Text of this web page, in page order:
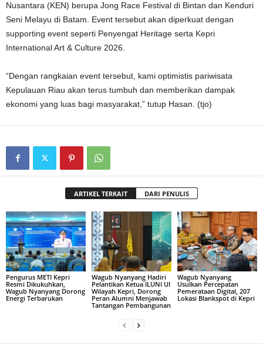
Nusantara (KEN) berupa Jong Race Festival di Bintan dan Kenduri
Seni Melayu di Batam. Event tersebut akan diperkuat dengan
supporting event seperti Penyengat Heritage serta Kepri
International Art & Culture 2026.
“Dengan rangkaian event tersebut, kami optimistis pariwisata
Kepulauan Riau akan terus tumbuh dan memberikan dampak
ekonomi yang luas bagi masyarakat,” tutup Hasan. (tjo)
ARTIKEL TERKAIT DARI PENULIS
Pengurus METI Kepri
Resmi Dikukuhkan,
Wagub Nyanyang Dorong
Energi Terbarukan
Wagub Nyanyang Hadiri
Pelantikan Ketua ILUNI UI
Wilayah Kepri, Dorong
Peran Alumni Menjawab
Tantangan Pembangunan
Wagub Nyanyang
Usulkan Percepatan
Pemerataan Digital, 207
Lokasi Blankspot di Kepri